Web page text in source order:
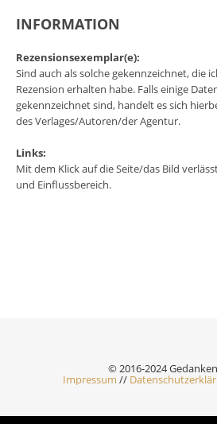
INFORMATION
Rezensionsexemplar(e):
Sind auch als solche gekennzeichnet, die
Rezension erhalten habe. Falls einige
gekennzeichnet sind, handelt es sich
des Verlages/Autoren/der Agentur.
Links:
Mit dem Klick auf die Seite/das Bild
und Einflussbereich.
© 2016-2024
Impressum //